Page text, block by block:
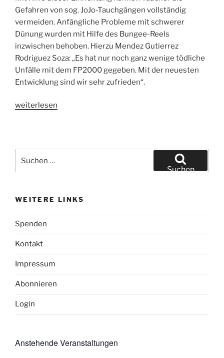
Gefahren von sog. JoJo-Tauchgängen vollständig
vermeiden. Anfängliche Probleme mit schwerer
Dünung wurden mit Hilfe des Bungee-Reels
inzwischen behoben. Hierzu Mendez Gutierrez
Rodriguez Soza: „Es hat nur noch ganz wenige tödliche
Unfälle mit dem FP2000 gegeben. Mit der neuesten
Entwicklung sind wir sehr zufrieden“.
„AquaTeqPro
weiterlesen
nach:
Suchen
WEITERE LINKS
Spenden
Kontakt
Impressum
Abonnieren
Login
Anstehende Veranstaltungen